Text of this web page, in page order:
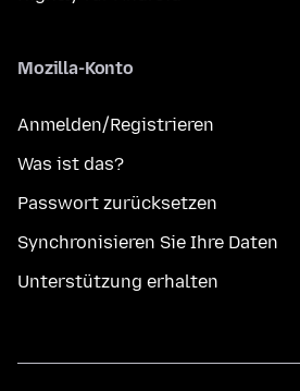
Mozilla-Konto
Anmelden/Registrieren
Was ist das?
Passwort zurücksetzen
Synchronisieren Sie Ihre Daten
Unterstützung erhalten